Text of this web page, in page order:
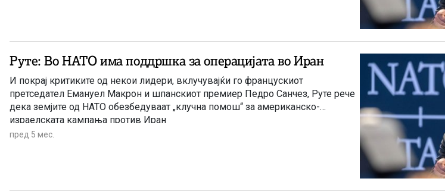
Руте: Во НАТО има поддршка за операцијата во Иран
И покрај критиките од некои лидери, вклучувајќи го францускиот
претседател Емануел Макрон и шпанскиот премиер Педро Санчез, Руте рече
дека земјите од НАТО обезбедуваат „клучна помош“ за американско-
израелската кампања против Иран
пред 5 мес.